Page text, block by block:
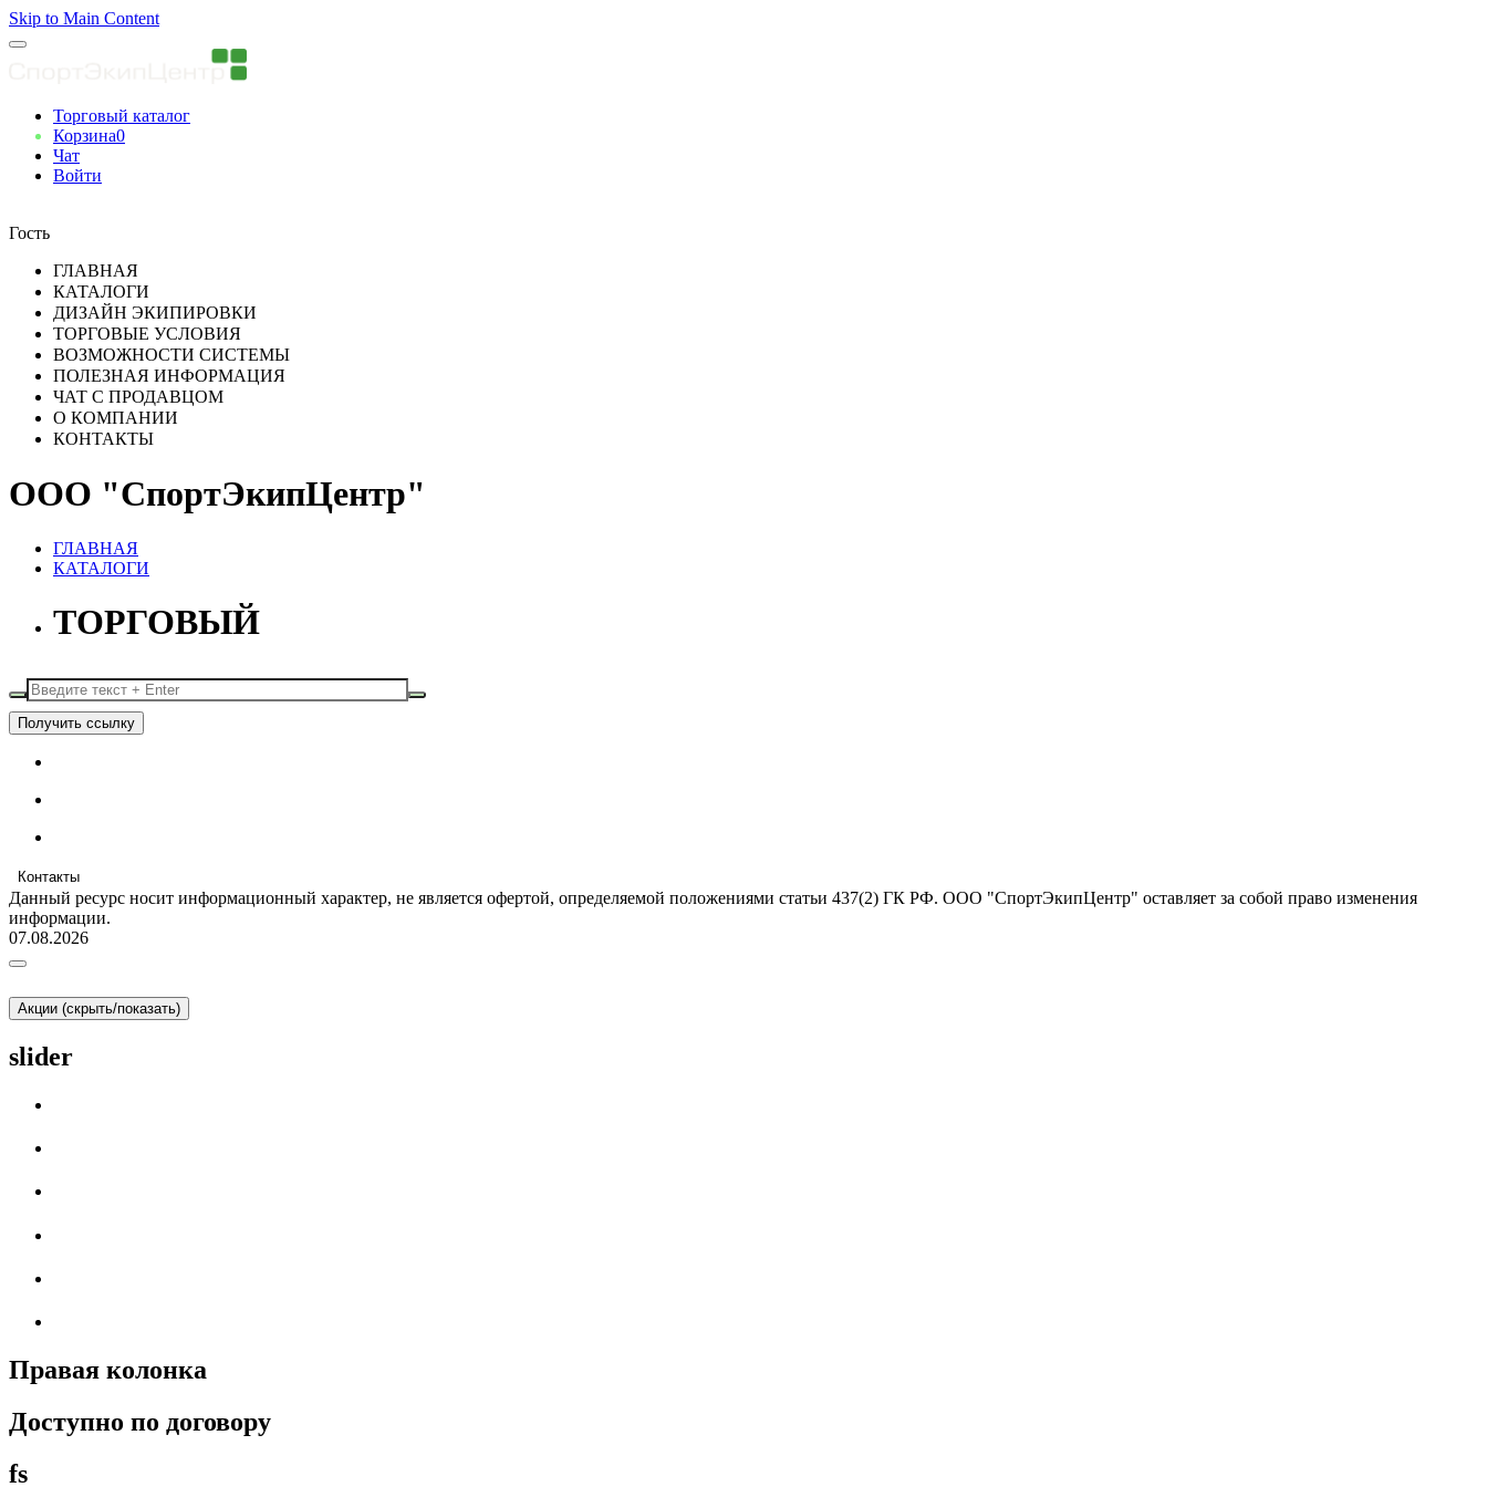
Skip to Main Content
Торговый каталог
Корзина0
Чат
Войти
Гость
ГЛАВНАЯ
КАТАЛОГИ
ДИЗАЙН ЭКИПИРОВКИ
ТОРГОВЫЕ УСЛОВИЯ
ВОЗМОЖНОСТИ СИСТЕМЫ
ПОЛЕЗНАЯ ИНФОРМАЦИЯ
ЧАТ С ПРОДАВЦОМ
О КОМПАНИИ
КОНТАКТЫ
ООО "СпортЭкипЦентр"
ГЛАВНАЯ
КАТАЛОГИ
ТОРГОВЫЙ
Получить ссылку
Контакты
Данный ресурс носит информационный характер, не является офертой, определяемой положениями статьи 437(2) ГК РФ. ООО "СпортЭкипЦентр" оставляет за собой право изменения
информации.
07.08.2026
Акции (скрыть/показать)
slider
Правая колонка
Доступно по договору
fs